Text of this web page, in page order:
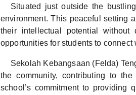
Situated just outside the
environment. This peaceful setting
their intellectual potential without
opportunities for students to
Sekolah Kebangsaan (Felda)
the community, contributing to
school’s commitment to providing